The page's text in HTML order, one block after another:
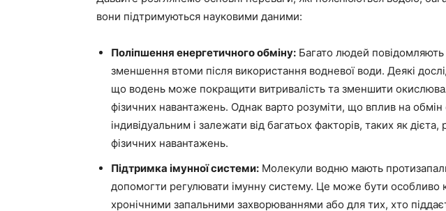
вони підтримуються науковими даними:
Поліпшення енергетичного обміну: Багато людей повідомляють
зменшення втоми після використання водневої води. Деякі
що водень може покращити витривалість та зменшити
фізичних навантажень. Однак варто розуміти, що вплив на
індивідуальним і залежати від багатьох факторів, таких як
фізичних навантажень.
Підтримка імунної системи: Молекули водню мають
допомогти регулювати імунну систему. Це може бути особливо
хронічними запальними захворюваннями або для тих, хто